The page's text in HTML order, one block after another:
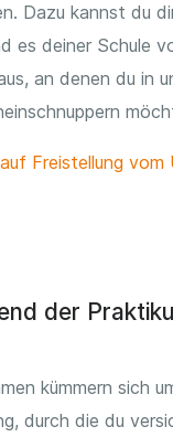
Dazu kannst du
es deiner Schule
an denen du in
Freistellung vom
der
kümmern sich
durch die du